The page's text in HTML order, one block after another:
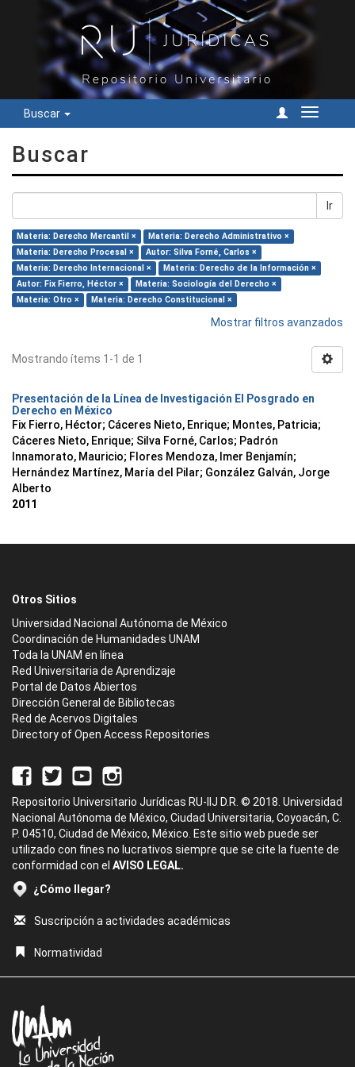
Buscar
Cambiar
Buscar
Ir
Materia: Derecho Mercantil ×
Materia: Derecho Administrativo ×
Materia: Derecho Procesal ×
Autor: Silva Forné, Carlos ×
Materia: Derecho Internacional ×
Materia: Derecho de la Información ×
Autor: Fix Fierro, Héctor ×
Materia: Sociología del Derecho ×
Materia: Otro ×
Materia: Derecho Constitucional ×
Mostrar filtros avanzados
Mostrando ítems 1-1 de 1
Presentación de la Línea de Investigación El Posgrado en
Derecho en México
Fix Fierro, Héctor; Cáceres Nieto, Enrique; Montes, Patricia;
Cáceres Nieto, Enrique; Silva Forné, Carlos; Padrón
Innamorato, Mauricio; Flores Mendoza, Imer Benjamín;
Hernández Martínez, María del Pilar; González Galván, Jorge
Alberto
2011
Otros Sitios
Universidad Nacional Autónoma de México
Coordinación de Humanidades UNAM
Toda la UNAM en línea
Red Universitaria de Aprendizaje
Portal de Datos Abiertos
Dirección General de Bibliotecas
Red de Acervos Digitales
Directory of Open Access Repositories
Repositorio Universitario Jurídicas RU-IIJ D.R. © 2018. Universidad
Nacional Autónoma de México, Ciudad Universitaria, Coyoacán, C.
P. 04510, Ciudad de México, México. Este sitio web puede ser
utilizado con fines no lucrativos siempre que se cite la fuente de
conformidad con el AVISO LEGAL.
¿Cómo llegar?
Suscripción a actividades académicas
Normatividad